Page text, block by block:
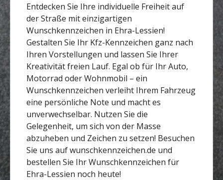
Entdecken Sie Ihre individuelle Freiheit auf
der Straße mit einzigartigen
Wunschkennzeichen in Ehra-Lessien!
Gestalten Sie Ihr Kfz-Kennzeichen ganz nach
Ihren Vorstellungen und lassen Sie Ihrer
Kreativität freien Lauf. Egal ob für Ihr Auto,
Motorrad oder Wohnmobil – ein
Wunschkennzeichen verleiht Ihrem Fahrzeug
eine persönliche Note und macht es
unverwechselbar. Nutzen Sie die
Gelegenheit, um sich von der Masse
abzuheben und Zeichen zu setzen! Besuchen
Sie uns auf wunschkennzeichen.de und
bestellen Sie Ihr Wunschkennzeichen für
Ehra-Lessien noch heute!